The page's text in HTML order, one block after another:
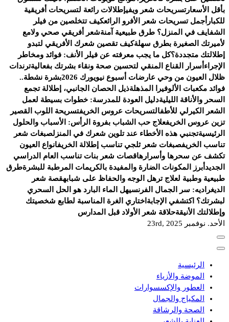
بأقل الأسعارتسريحات شعر ويفيإطلالات رائعة لتسريحات أفريقية
للكبار أجمل تسريحات شعر الأفرو الرائعكيف تتخلصين من فيلر
الشفايف في المنزل؟ طرق طبيعية آمنةشعر أفريقي صحي ولامع
لأميرتك الصغيرة بطرق سهلةكيف تقصين شعرك الأفريقي لتبدو
إطلالتك متجددة؟كل ما يجب معرفته عن فيلر الأنف: فوائد ومخاطر
الإجراء أسرار القناع المنقي لتحسين صحة ونقاء بشرتك بفعاليةترندات
ظلال العيون من وحي عارضات أسبوع نيويورك 2026
بشرة نشطة..
فوائد مكعبات الألوفيرا المذهلةذيل الحصان الجانبي، إطلالة تجمع
السحر والأناقة الليليةدليل العودة للمدرسة: خطوات بسيطة لعمل
الشعر الكيرلي للأطفالتسريحات عروس الخريفتسريحة اللوب القصير
تزين عروس الخريفعلاج حب الشباب بفروة الرأس: الأسباب والحلول
الرئيسيةتجنبي هذه الأخطاء عند تلوين شعرك في المنزلصبغات شعر
تناسب الخريفصبغات شعر ثلجي تناسب إطلالة الخريفانواع العيون
تكشف عن سحرها وأسرارهاقصات شعر بنات تناسب العام الدراسي
الجديد أبرز المكونات الضارة والمفيدة بالكريمات المرطبة للبشرةطرق
طبيعية وطبية لعلاج ترهل الوجه والحفاظ على شبابهقصة شعر
الديغراديه: سر الجمال الفرنسيهل الماء البارد هو الحل السحري
لبشرتك؟ اكتشفي الإجابة اختاري الغرة المناسبة لطابع شخصيتك
وإطلالتك الأنيقةحلاقة شعر الأولاد قبل المدارس
الأحد. نوفمبر 23rd, 2025
الرئيسية
الموضة والأزياء
العطور والإكسسوارات
المكياج والجمال
الصحة والرشاقة